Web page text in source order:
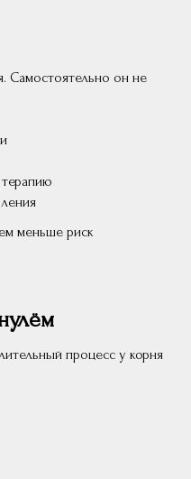
Самостоятельно он не
меньше риск
процесс у корня